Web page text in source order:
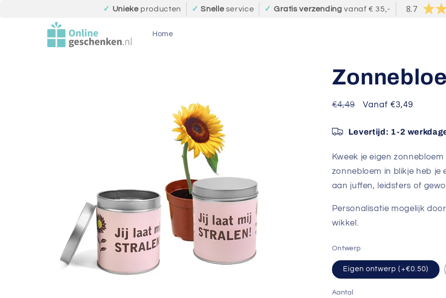
✓ Unieke producten ✓ Snelle service ✓ Gratis verzending vanaf € 35,- 8.7
Home
Normale
€4,49 Aanbiedingsprijs
Vanaf €3,49
Levertijd: 1-2
Kweek je eigen
zonnebloem in blikje heb je
aan juffen, leidsters of
Personalisatie mogelijk
wikkel.
Ontwerp
Eigen ontwerp (+€0.50)
Aantal